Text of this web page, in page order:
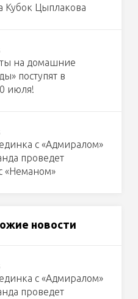
Кубок Цыплакова
на домашние
поступят в
июля!
с «Адмиралом»
проведет
«Неманом»
новости
с «Адмиралом»
проведет